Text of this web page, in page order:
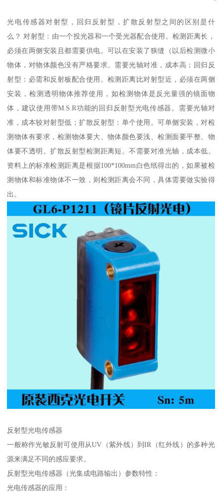
光电传感器对射型，回归反射型，扩散反射型之间的区别是什
么？ 对射型：由一个投光器和一个受光器配合使用。检测距离长，
必须在两侧安装且都需要供电。可以在安装了狭缝（以后检测微小
物体，对物体颜色没有严格要求。需要光轴对准，成本高；回归反
射型：必需和反射板配合使用。检测距离比对射型近，必须在两侧
安装，检测透明物体推荐使用，如检测物体是反光量强的镜面物
体，建议使用带M.S.R功能的回归反射型光电传感器。需要光轴对
准，成本较对射型低；扩散反射型：单个使用。可单侧安装，对检
测物体有要求，检测物体要大、物体颜色要浅、检测面要平整、物
体要不透明。扩散反射型检测距离短。不需要对准光轴，成本低。
资料上的标准检测距离是根据100*100mm白色纸得出的，如果被检
测物体和标准物体不一致，则检测距离会不同，具体需要做实验得
出。
反射型光电传感器
一般称作光敏反射可使用从UV（紫外线）到IR（红外线）的多种光
源来满足不同的感应要求。
反射型光电传感器（光集成电路输出）参数特性：
光电传感器的应用：